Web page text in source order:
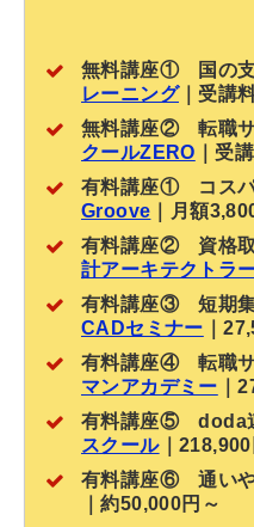
無料講座① 国の支
レーニング｜受講
無料講座② 転職サ
クールZERO ｜受
有料講座① コスパ
Groove ｜月額
有料講座② 資格取
計アーキテクトラ
有料講座③ 短期集
CADセミナー ｜
有料講座④ 転職サ
マンアカデミー ｜
有料講座⑤ doda連
スクール｜218,900
有料講座⑥通い
｜約50,000円～